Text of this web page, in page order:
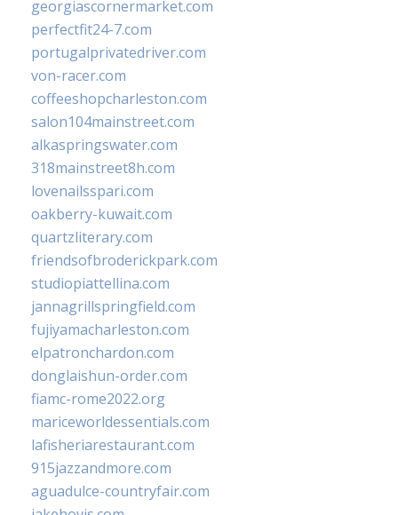
georgiascornermarket.com
perfectfit24-7.com
portugalprivatedriver.com
von-racer.com
coffeeshopcharleston.com
salon104mainstreet.com
alkaspringswater.com
318mainstreet8h.com
lovenailsspari.com
oakberry-kuwait.com
quartzliterary.com
friendsofbroderickpark.com
studiopiattellina.com
jannagrillspringfield.com
fujiyamacharleston.com
elpatronchardon.com
donglaishun-order.com
fiamc-rome2022.org
mariceworldessentials.com
lafisheriarestaurant.com
915jazzandmore.com
aguadulce-countryfair.com